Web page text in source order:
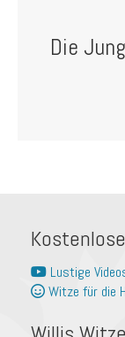
Die
Lustige
Witze für die